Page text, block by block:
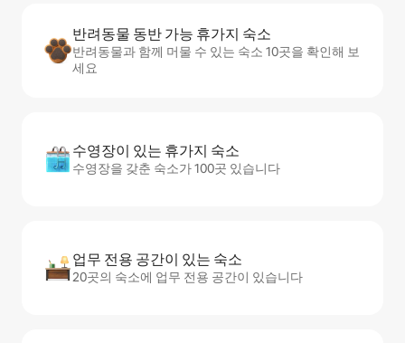
반려동물 동반 가능 휴가지 숙소
반려동물과 함께 머물 수 있는 숙소 10곳을 확인해 보
세요
수영장이 있는 휴가지 숙소
수영장을 갖춘 숙소가 100곳 있습니다
업무 전용 공간이 있는 숙소
20곳의 숙소에 업무 전용 공간이 있습니다